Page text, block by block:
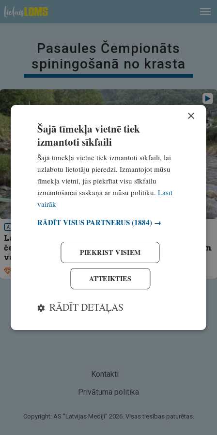
Pasaules Čempionāts
spiningošanā no krasta
AKTUALITĀTES
Latvijas komanda atgriezusies no Pasaules
čempionāta spiningošanā no krasta! Kā mūsējiem
veicās?
11. maijs, 2026
Copyright: AS "Latvijas Mediji" 2026. Visas tiesības paturētas.
Kontakti
Privātuma politika
×
Šajā tīmekļa vietnē tiek
izmantoti sīkfaili
Šajā tīmekļa vietnē tiek izmantoti sīkfaili, lai
uzlabotu lietotāju pieredzi. Izmantojot mūsu
tīmekļa vietni, jūs piekrītat visu sīkfailu
izmantošanai saskaņā ar mūsu politiku.Lasīt
vairāk
RĀDĪT VISUS PARTNERUS(1884) →
PIEKRIST VISIEM
ATTEIKTIES
RĀDĪT DETAĻAS